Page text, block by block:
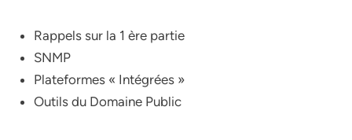
Rappels sur la 1 ère partie
SNMP
Plateformes « Intégrées »
Outils du Domaine Public